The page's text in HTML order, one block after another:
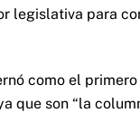
legislativa para
como el
que son “la